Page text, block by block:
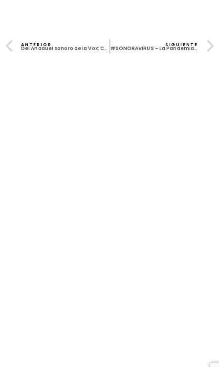
ANTERIOR Del Anaquel sonoro de la Vox: Concierto Meditativo SIGUIENTE
#SONORAVIRUS – La Pandemia Radiofónica. Capítulo 18 Soberania alimentaria: una receta contra el hambre en tiempos de pandemia